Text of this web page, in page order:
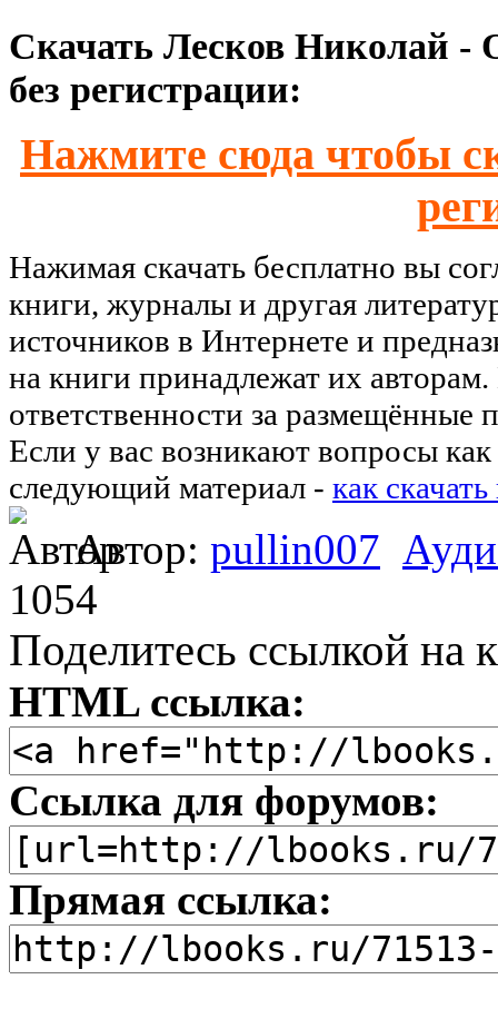
Скачать Лесков Николай -
без регистрации:
Нажмите сюда чтобы
Нажимая скачать бесплатно вы
книги, журналы и другая
источников в Интернете и
на книги принадлежат их
ответственности за размещённые
Если у вас возникают вопросы как
следующий материал - как
Автор: pullin007
1054
Поделитесь ссылкой на
HTML ссылка:
Ссылка для форумов:
Прямая ссылка: